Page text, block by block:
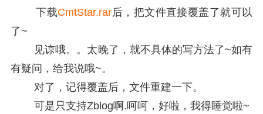
下载CmtStar.rar后，把文件直接覆盖了就可以
了~
见谅哦。。太晚了，就不具体的写方法了~如有
有疑问，给我说哦~。
对了，记得覆盖后，文件重建一下。
可是只支持Zblog啊.呵呵，好啦，我得睡觉啦~